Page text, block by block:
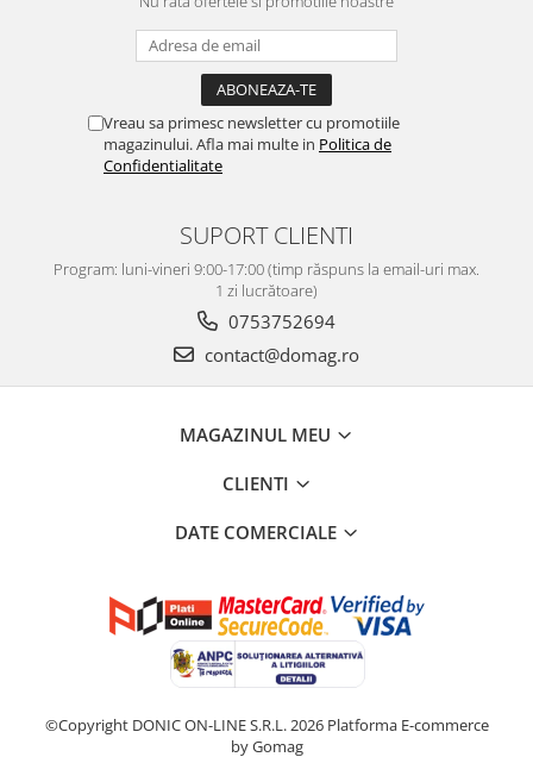
Vreau sa primesc newsletter cu promotiile
magazinului. Afla mai multe in Politica de
Confidentialitate
SUPORT CLIENTI
Program: luni-vineri 9:00-17:00 (timp răspuns la email-uri max.
1 zi lucrătoare)
0753752694
contact@domag.ro
MAGAZINUL MEU
CLIENTI
DATE COMERCIALE
©Copyright DONIC ON-LINE S.R.L. 2026 Platforma E-commerce
by Gomag